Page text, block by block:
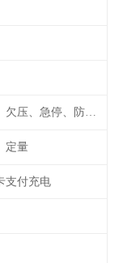
过流、短路、过压、欠压、急停、防雷、漏电保护
定量
支付充电